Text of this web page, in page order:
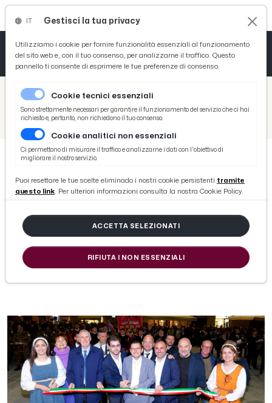
/ Picenotime
/ News
Ascoli Piceno, concluso complesso restyling di Corso Trento e Trieste. Fioravanti: “Siamo orgogliosi”
Ascoli Piceno, concluso complesso
restyling di Corso Trento e Trieste.
Fioravanti: “Siamo orgogliosi”
di Redazione Picenotime
Gestisci la tua privacy
Utilizziamo i cookie per fornire funzionalità essenziali al funzionamento
del sito web e, con il tuo consenso, per analizzarne il traffico. Questo
pannello ti consente di esprimere le tue preferenze di consenso.
Cookie tecnici essenziali
Sono strettamente necessari per garantire il funzionamento del servizio che ci hai
richiesto e, pertanto, non richiedono il tuo consenso.
Cookie analitici non essenziali
Ci permettono di misurare il traffico e analizzarne i dati con l'obiettivo di
migliorare il nostro servizio.
Puoi resettare le tue scelte eliminado i nostri cookie persistenti tramite
questo link. Per ulteriori informazioni consulta la nostra Cookie Policy.
ACCETTA SELEZIONATI
RIFIUTA I NON ESSENZIALI
Tutto News
Tutto Sport
Basket
Ciclismo
Tutto Curiosità